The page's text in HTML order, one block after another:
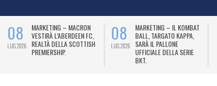
08
LUG 2026
MARKETING – MACRON
VESTIRÀ L’ABERDEEN FC,
REALTÀ DELLA SCOTTISH
PREMIERSHIP.
08
LUG 2026
MARKETING – IL KOMBAT
BALL, TARGATO KAPPA,
SARÀ IL PALLONE
UFFICIALE DELLA SERIE
BKT.